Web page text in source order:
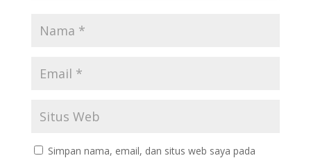
Simpan nama, email, dan situs web saya pada